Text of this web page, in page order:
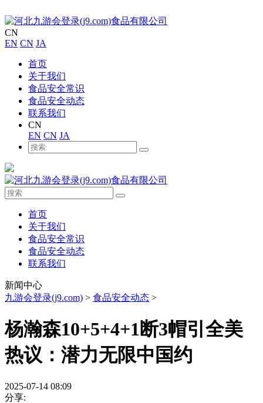
CN
EN CN JA
首页
关于我们
食品安全常识
食品安全动态
联系我们
CN
EN CN JA
首页
关于我们
食品安全常识
食品安全动态
联系我们
新闻中心
九游会登录(j9.com) > 食品安全动态 >
杨瀚森10+5+4+1断3帽引全美
热议：潜力无限中国约
2025-07-14 08:09
分享: